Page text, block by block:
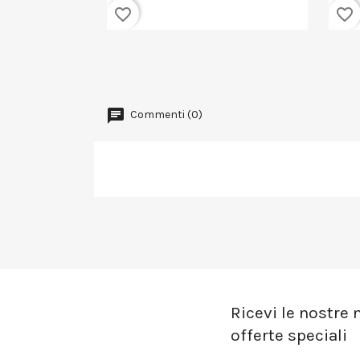
favorite_border favorite_border
Commenti (0)
Ricevi le nostre
offerte speciali